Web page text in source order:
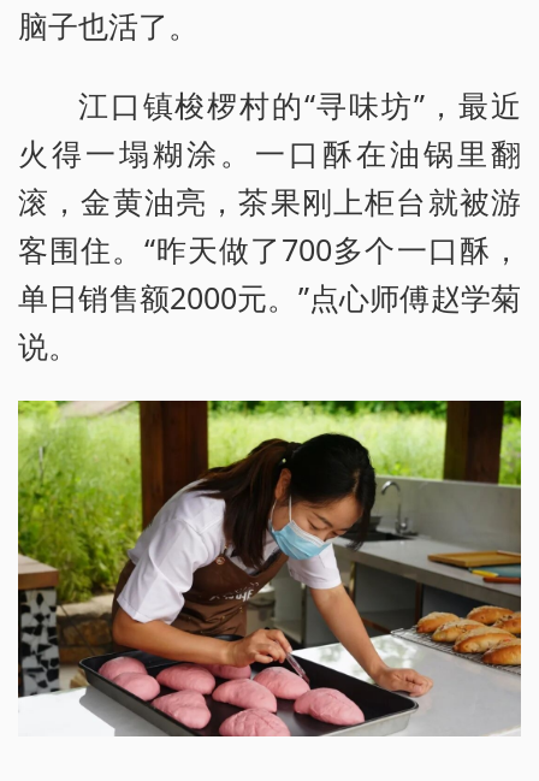
脑子也活了。
江口镇梭椤村的“寻味坊”，最近
火得一塌糊涂。一口酥在油锅里翻
滚，金黄油亮，茶果刚上柜台就被游
客围住。“昨天做了700多个一口酥，
单日销售额2000元。”点心师傅赵学菊
说。